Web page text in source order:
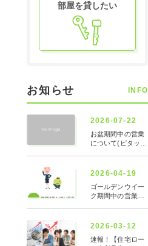
部屋を貸したい
お知らせ INFO